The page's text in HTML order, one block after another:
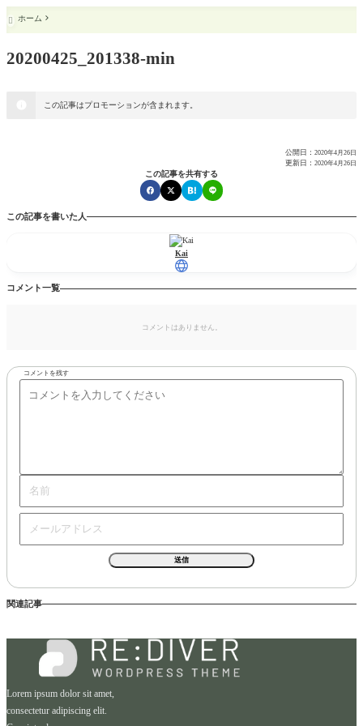
 ホーム
20200425_201338-min
この記事はプロモーションが含まれます。
公開日： 2020年4月26日
更新日： 2020年4月26日
この記事を共有する
この記事を書いた人
Kai
コメント一覧
コメントはありません。
コメントを残す
関連記事
Lorem ipsum dolor sit amet,
consectetur adipiscing elit.